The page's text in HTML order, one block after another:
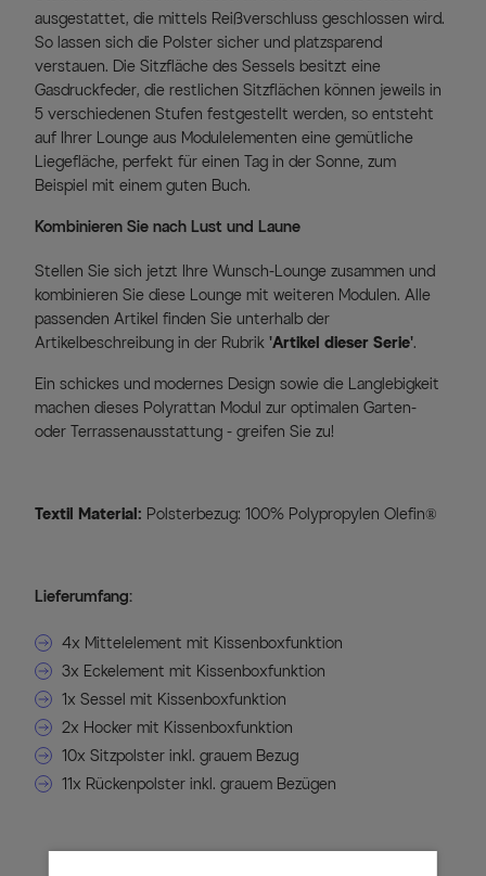
ausgestattet, die mittels Reißverschluss geschlossen wird.
So lassen sich die Polster sicher und platzsparend
verstauen. Die Sitzfläche des Sessels besitzt eine
Gasdruckfeder, die restlichen Sitzflächen können jeweils in
5 verschiedenen Stufen festgestellt werden, so entsteht
auf Ihrer Lounge aus Modulelementen eine gemütliche
Liegefläche, perfekt für einen Tag in der Sonne, zum
Beispiel mit einem guten Buch.
Kombinieren Sie nach Lust und Laune
Stellen Sie sich jetzt Ihre Wunsch-Lounge zusammen und
kombinieren Sie diese Lounge mit weiteren Modulen. Alle
passenden Artikel finden Sie unterhalb der
Artikelbeschreibung in der Rubrik 'Artikel dieser Serie'.
Ein schickes und modernes Design sowie die Langlebigkeit
machen dieses Polyrattan Modul zur optimalen Garten-
oder Terrassenausstattung - greifen Sie zu!
Textil Material: Polsterbezug: 100% Polypropylen Olefin®
Lieferumfang:
4x Mittelelement mit Kissenboxfunktion
3x Eckelement mit Kissenboxfunktion
1x Sessel mit Kissenboxfunktion
2x Hocker mit Kissenboxfunktion
10x Sitzpolster inkl. grauem Bezug
11x Rückenpolster inkl. grauem Bezügen